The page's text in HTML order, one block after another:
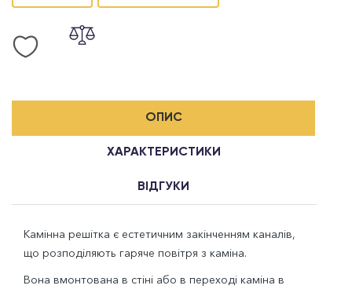
ОПИС
ХАРАКТЕРИСТИКИ
ВІДГУКИ
Камінна решітка є естетичним закінченням каналів,
що розподіляють гаряче повітря з каміна.
Вона вмонтована в стіні або в переході каміна в